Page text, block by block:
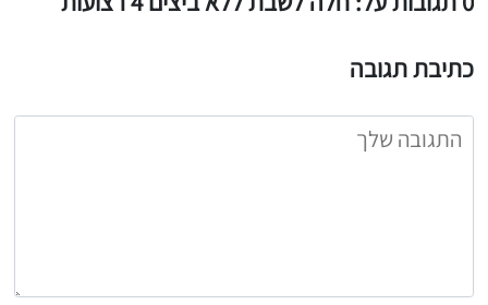
כתיבת תגובה